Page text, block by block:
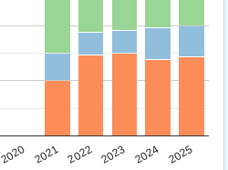
2020 2021 2022 2023 2024 2025